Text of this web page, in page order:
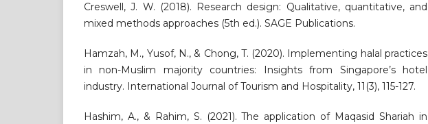
Creswell, J. W. (2018). Research design: Qualitative, quantitative, and
mixed methods approaches (5th ed.). SAGE Publications.
Hamzah, M., Yusof, N., & Chong, T. (2020). Implementing halal practices
in non-Muslim majority countries: Insights from Singapore’s hotel
industry. International Journal of Tourism and Hospitality, 11(3), 115-127.
Hashim, A., & Rahim, S. (2021). The application of Maqasid Shariah in